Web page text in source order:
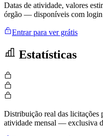
Datas de atividade, valores
órgão — disponíveis com
Entrar para ver grátis
Estatísticas
Distribuição real das licitações
atividade mensal — exclusiva